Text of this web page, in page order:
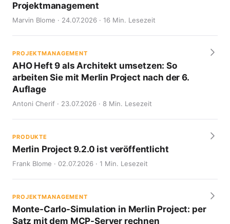
Projektmanagement
Marvin Blome · 24.07.2026 · 16 Min. Lesezeit
PROJEKTMANAGEMENT
AHO Heft 9 als Architekt umsetzen: So
arbeiten Sie mit Merlin Project nach der 6.
Auflage
Antoni Cherif · 23.07.2026 · 8 Min. Lesezeit
PRODUKTE
Merlin Project 9.2.0 ist veröffentlicht
Frank Blome · 02.07.2026 · 1 Min. Lesezeit
PROJEKTMANAGEMENT
Monte-Carlo-Simulation in Merlin Project: per
Satz mit dem MCP-Server rechnen